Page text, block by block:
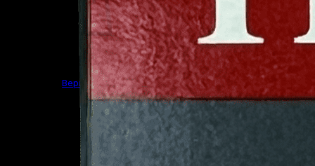
Корзина пуста.
Вернуться в магазин